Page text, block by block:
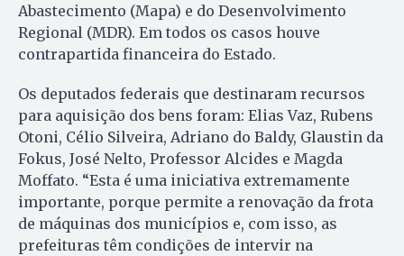
Abastecimento (Mapa) e do Desenvolvimento
Regional (MDR). Em todos os casos houve
contrapartida financeira do Estado.
Os deputados federais que destinaram recursos
para aquisição dos bens foram: Elias Vaz, Rubens
Otoni, Célio Silveira, Adriano do Baldy, Glaustin da
Fokus, José Nelto, Professor Alcides e Magda
Moffato. “Esta é uma iniciativa extremamente
importante, porque permite a renovação da frota
de máquinas dos municípios e, com isso, as
prefeituras têm condições de intervir na